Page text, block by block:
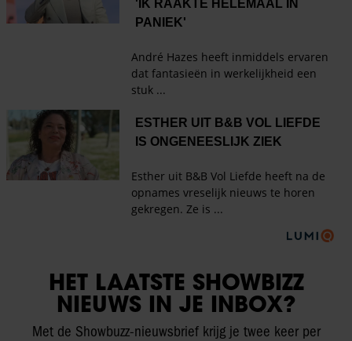
HET LAATSTE SHOWBIZZ
NIEUWS IN JE INBOX?
Met de Showbuzz-nieuwsbrief krijg je twee keer per